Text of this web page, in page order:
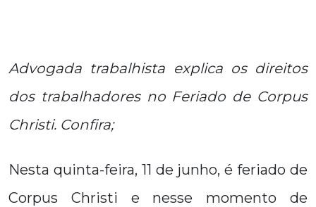
Advogada trabalhista explica os direitos
dos trabalhadores no Feriado de Corpus
Christi. Confira;
Nesta quinta-feira, 11 de junho, é feriado de
Corpus Christi e nesse momento de